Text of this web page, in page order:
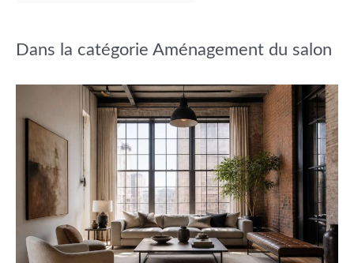
Dans la catégorie Aménagement du salon